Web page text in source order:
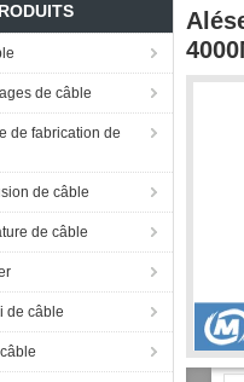
de câble
de fabrication de
de câble
de câble
de câble